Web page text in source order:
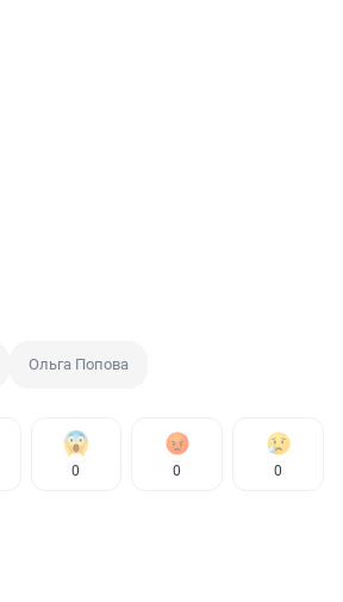
Ольга Попова
0 0 0